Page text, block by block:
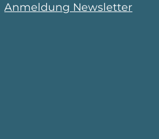
Anmeldung Newsletter